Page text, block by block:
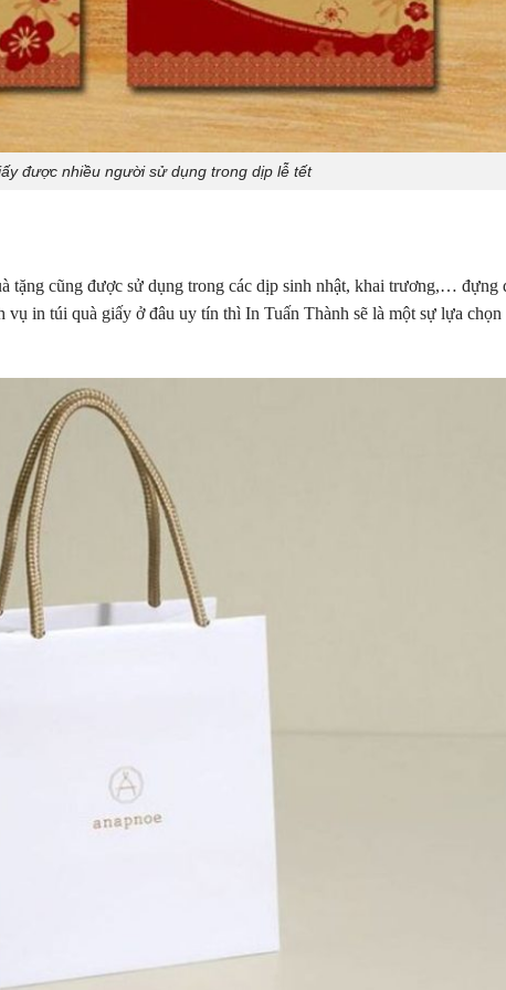
được nhiều người sử dụng trong dịp lễ tết
tặng cũng được sử dụng trong các dịp sinh nhật, khai trương,… đựng
vụ in túi quà giấy ở đâu uy tín thì In Tuấn Thành sẽ là một sự lựa chọn